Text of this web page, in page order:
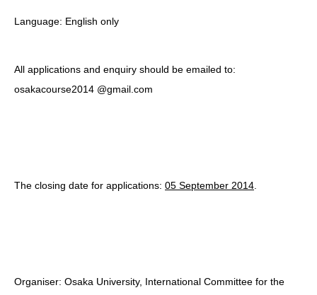
Language: English only
All applications and enquiry should be emailed to:
osakacourse2014 @gmail.com
The closing date for applications: 05 September 2014
Organiser: Osaka University, International Committee for the